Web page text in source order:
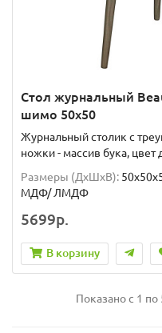
Стол журнальный
шимо 50х50
Журнальный столик с
ножки - массив бука,
Размеры (ДхШxВ):
МДФ/ ЛМДФ
5699р.
В корзину
Показано с 1 по